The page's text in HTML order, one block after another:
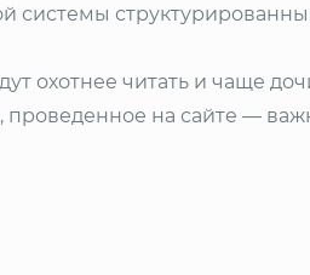
системы
охотнее читать и чаще
на сайте —